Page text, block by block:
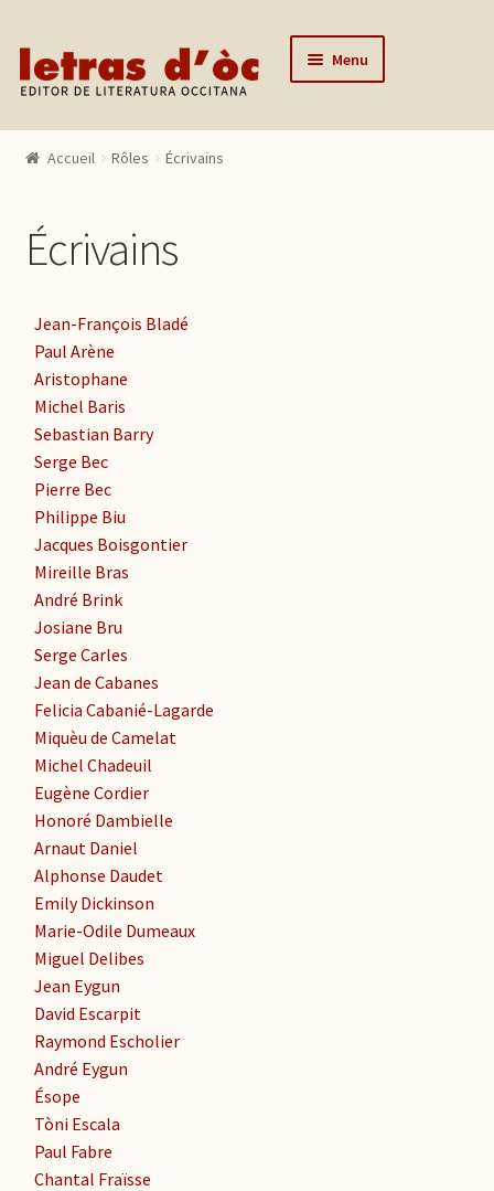
Aller à la navigation
Aller au contenu Menu
Catalogue
Actualités
Contact
Mon compte
Accueil Rôles Écrivains
Écrivains
Jean-François Bladé
Paul Arène
Aristophane
Michel Baris
Sebastian Barry
Serge Bec
Pierre Bec
Philippe Biu
Jacques Boisgontier
Mireille Bras
André Brink
Josiane Bru
Serge Carles
Jean de Cabanes
Felicia Cabanié-Lagarde
Miquèu de Camelat
Michel Chadeuil
Eugène Cordier
Honoré Dambielle
Arnaut Daniel
Alphonse Daudet
Emily Dickinson
Marie-Odile Dumeaux
Miguel Delibes
Jean Eygun
David Escarpit
Raymond Escholier
André Eygun
Ésope
Tòni Escala
Paul Fabre
Chantal Fraïsse